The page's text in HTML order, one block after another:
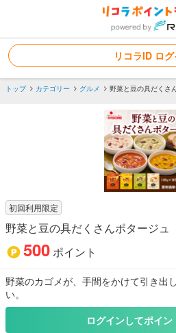
リコラID ロ
トップ カテゴリー グルメ 野菜と豆の具だくさ
初回利用限定
野菜と豆の具だくさんポタージュ
500ポイント
野菜のカゴメが、手間をかけて引き出
い。
野菜や豆をふんだんに使用した、お腹
大満足の食べごたえが人気の『具だく
ログインしてポイン